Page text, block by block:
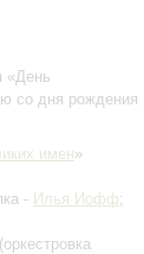
«День
со дня рождения
имен»
- Илья Иофф;
(оркестровка